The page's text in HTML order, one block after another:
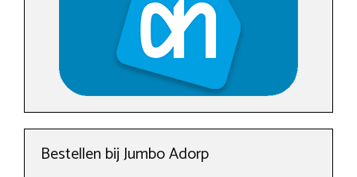
Bestellen bij Jumbo Adorp